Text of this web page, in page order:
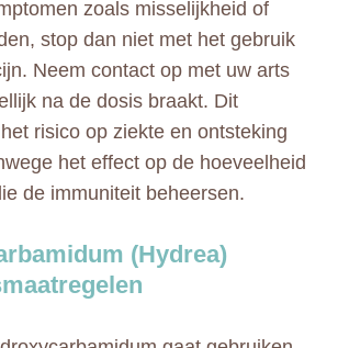
zoals misselijkheid of
stop dan niet met het gebruik
Neem contact op met uw arts
na de dosis braakt. Dit
risico op ziekte en ontsteking
het effect op de hoeveelheid
de immuniteit beheersen.
(Hydrea)